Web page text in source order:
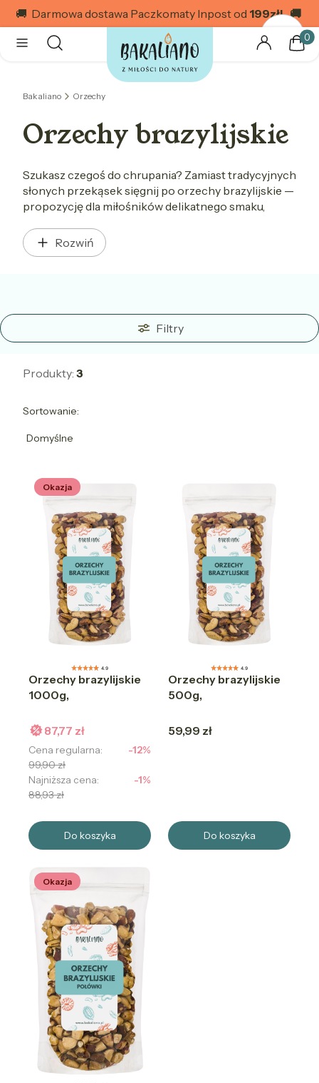
🚚 Darmowa dostawa Paczkomaty Inpost od 199zł! 🚚
Menu Otwórz wyszukiwarkę
Szukaj Zaloguj się
Bakaliano Orzechy
Orzechy brazylijskie
Szukasz czegoś do chrupania? Zamiast tradycyjnych
słonych przekąsek sięgnij po orzechy brazylijskie —
propozycję dla miłośników delikatnego smaku,
domu, pracy czy nawet na spacerze. Sprawdź nasze
propozycje i zamów smakołyki, których
Rozwiń
Filtry
Produkty: 3
Lista produktów
Sortowanie:
Domyślne
Okazja
4.9
Orzechy brazylijskie
1000g,
87,77 zł
Cena regularna:
99,90 zł
-12%
Najniższa cena:
88,93 zł
-1%
Do koszyka
4.9
Orzechy brazylijskie
500g,
Cena
59,99 zł
Do koszyka
Okazja